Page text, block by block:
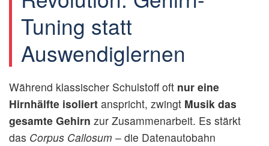
Tuning statt
Auswendiglernen
Während klassischer Schulstoff oft nur eine
Hirnhälfte isoliert anspricht, zwingt Musik das
gesamte Gehirn zur Zusammenarbeit. Es stärkt
das Corpus Callosum – die Datenautobahn